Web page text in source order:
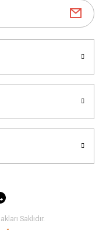
Saklıdır.